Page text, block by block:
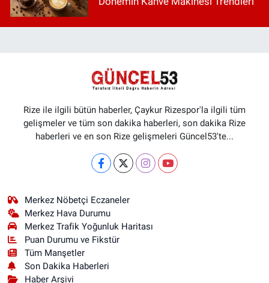
Rize ile ilgili bütün haberler, Çaykur Rizespor'la ilgili tüm
gelişmeler ve tüm son dakika haberleri, son dakika Rize
haberleri ve en son Rize gelişmeleri Güncel53'te...
Merkez Nöbetçi Eczaneler
Merkez Hava Durumu
Merkez Trafik Yoğunluk Haritası
Puan Durumu ve Fikstür
Tüm Manşetler
Son Dakika Haberleri
Haber Arşivi